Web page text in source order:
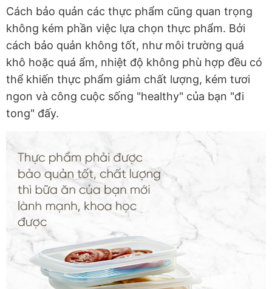
Cách bảo quản các thực phẩm cũng quan trọng
không kém phần việc lựa chọn thực phẩm. Bởi
cách bảo quản không tốt, như môi trường quá
khô hoặc quá ẩm, nhiệt độ không phù hợp đều có
thể khiến thực phẩm giảm chất lượng, kém tươi
ngon và công cuộc sống "healthy" của bạn "đi
tong" đấy.